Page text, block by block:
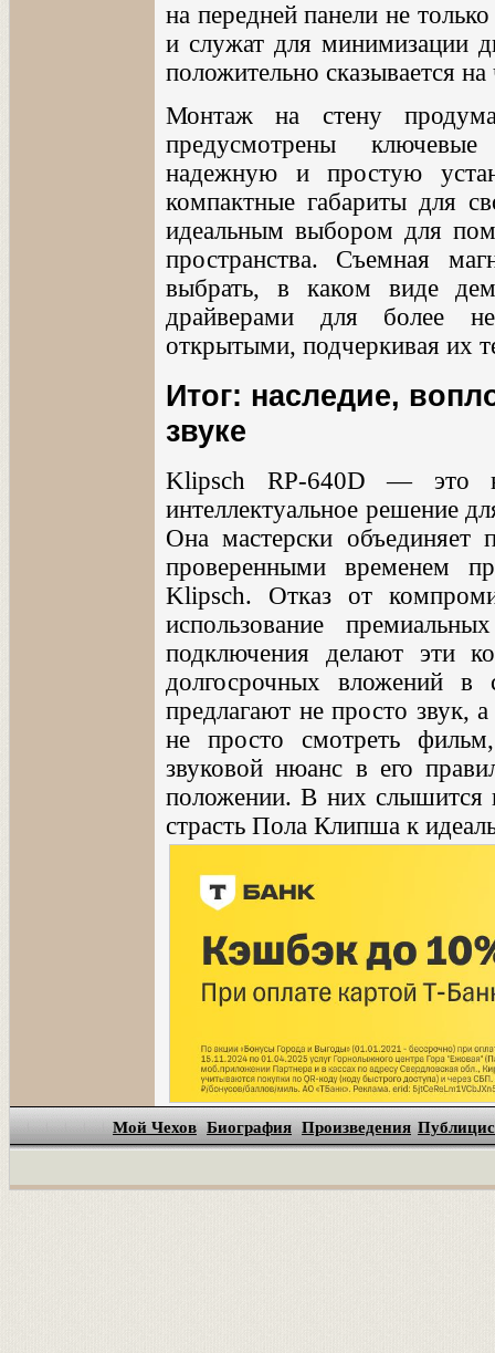
на передней панели не
и служат для минимизации
положительно сказывается на
Монтаж на стену
предусмотрены
надежную и простую
компактные габариты для
идеальным выбором для
пространства. Съемная
выбрать, в каком виде
драйверами для более
открытыми, подчеркивая их
Итог: наследие,
звуке
Klipsch RP-640D — это
интеллектуальное решение
Она мастерски объединяет
проверенными временем
Klipsch. Отказ от
использование
подключения делают эти
долгосрочных вложений в
предлагают не просто звук,
не просто смотреть
звуковой нюанс в его
положении. В них слышится
страсть Пола Клипша к
Мой Чехов Биография Произведения